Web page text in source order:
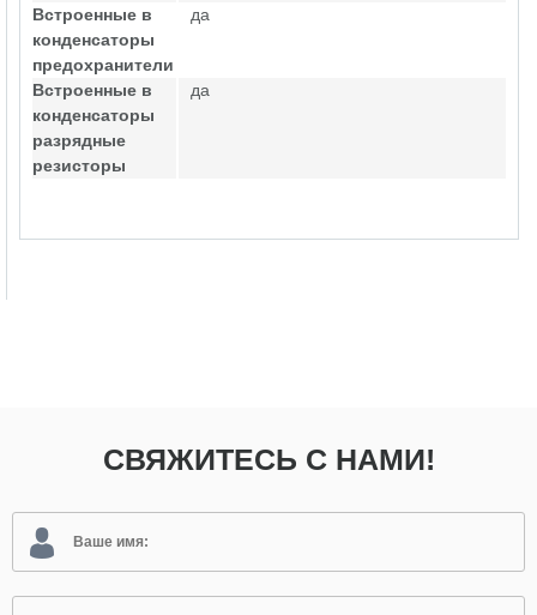
Встроенные в
конденсаторы
предохранители
да
Встроенные в
конденсаторы
разрядные
резисторы
да
СВЯЖИТЕСЬ С НАМИ!